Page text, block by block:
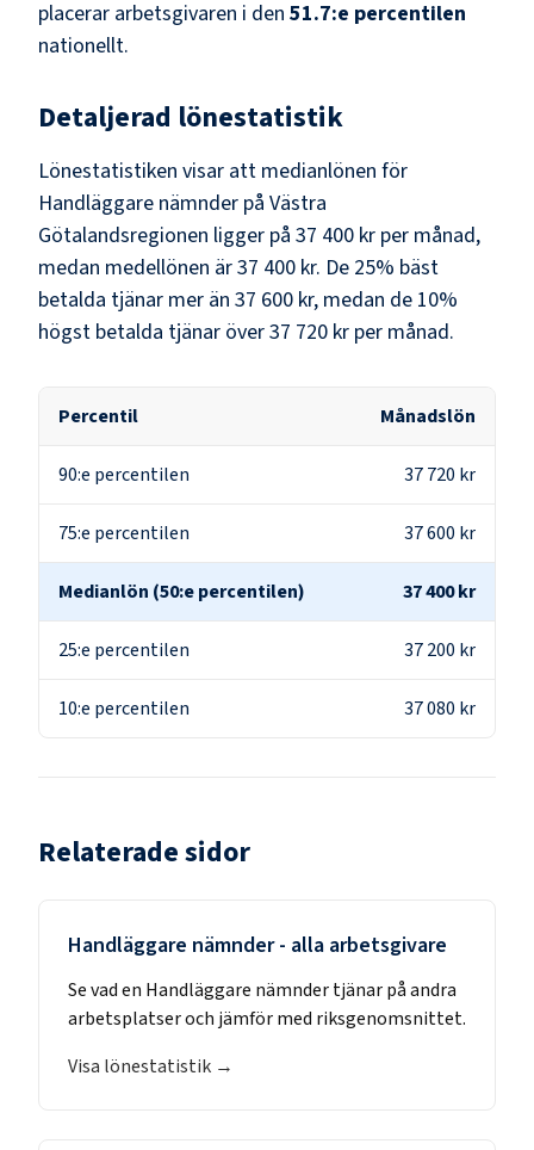
placerar arbetsgivaren i den 51.7:e percentilen
nationellt.
Detaljerad lönestatistik
Lönestatistiken visar att medianlönen för
Handläggare nämnder på Västra
Götalandsregionen ligger på 37 400 kr per månad,
medan medellönen är37 400 kr. De 25% bäst
betalda tjänar mer än 37 600 kr, medan de 10%
högst betalda tjänar över37 720 kr per månad.
Percentil Månadslön
90:e percentilen 37 720 kr
75:e percentilen 37 600 kr
Medianlön (50:e percentilen) 37 400 kr
25:e percentilen 37 200 kr
10:e percentilen 37 080 kr
Relaterade sidor
Handläggare nämnder- alla arbetsgivare
Se vad en Handläggare nämndertjänar på andra
arbetsplatser och jämför med riksgenomsnittet.
Visa lönestatistik →